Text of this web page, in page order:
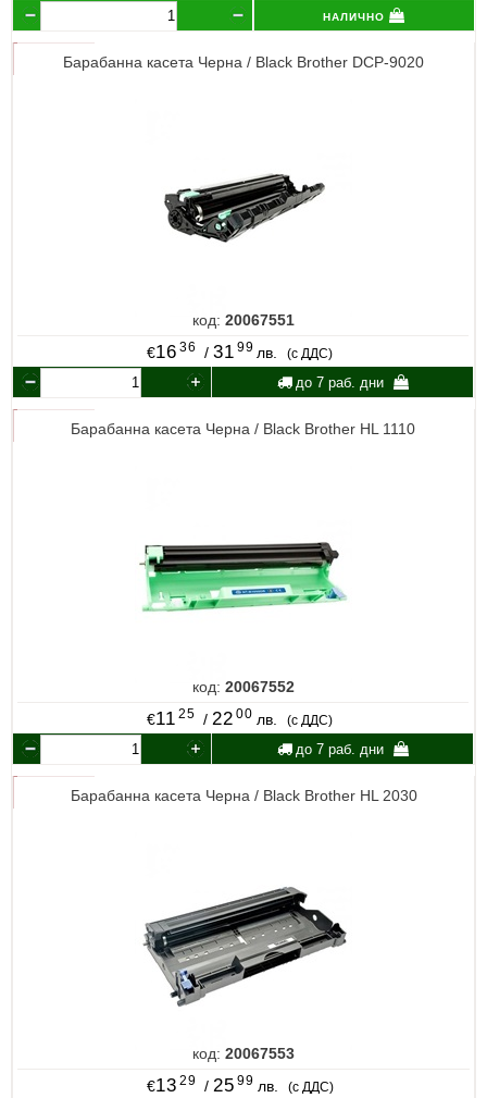
налично
Барабанна касета Черна / Black Brother DCP-9020
код: 20067551
€16 36 / 31 99 лв. (с ДДС)
до 7 раб. дни
Барабанна касета Черна / Black Brother HL 1110
код: 20067552
€11 25 / 22 00 лв. (с ДДС)
до 7 раб. дни
Барабанна касета Черна / Black Brother HL 2030
код: 20067553
€13 29 / 25 99 лв. (с ДДС)